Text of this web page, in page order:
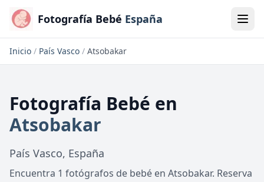
Fotografía Bebé España
Inicio / País Vasco / Atsobakar
Fotografía Bebé en
Atsobakar
País Vasco, España
Encuentra 1 fotógrafos de bebé en Atsobakar. Reserva